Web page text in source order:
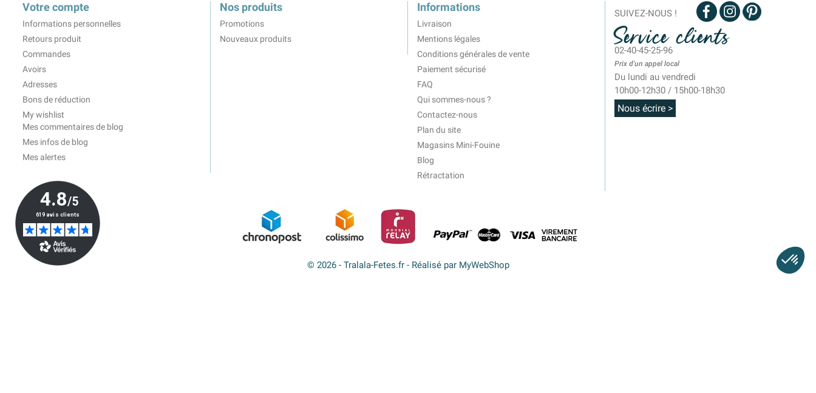
Votre compte
Informations personnelles
Retours produit
Commandes
Avoirs
Adresses
Bons de réduction
My wishlist
Mes commentaires de blog
Mes infos de blog
Mes alertes
Nos produits
Promotions
Nouveaux produits
Informations
Livraison
Mentions légales
Conditions générales de vente
Paiement sécurisé
FAQ
Qui sommes-nous ?
Contactez-nous
Plan du site
Magasins Mini-Fouine
Blog
Rétractation
SUIVEZ-NOUS !
Service clients
02-40-45-25-96
Prix d'un appel local
Du lundi au vendredi
10h00-12h30 / 15h00-18h30
Nous écrire >
© 2026 - Tralala-Fetes.fr - Réalisé par MyWebShop